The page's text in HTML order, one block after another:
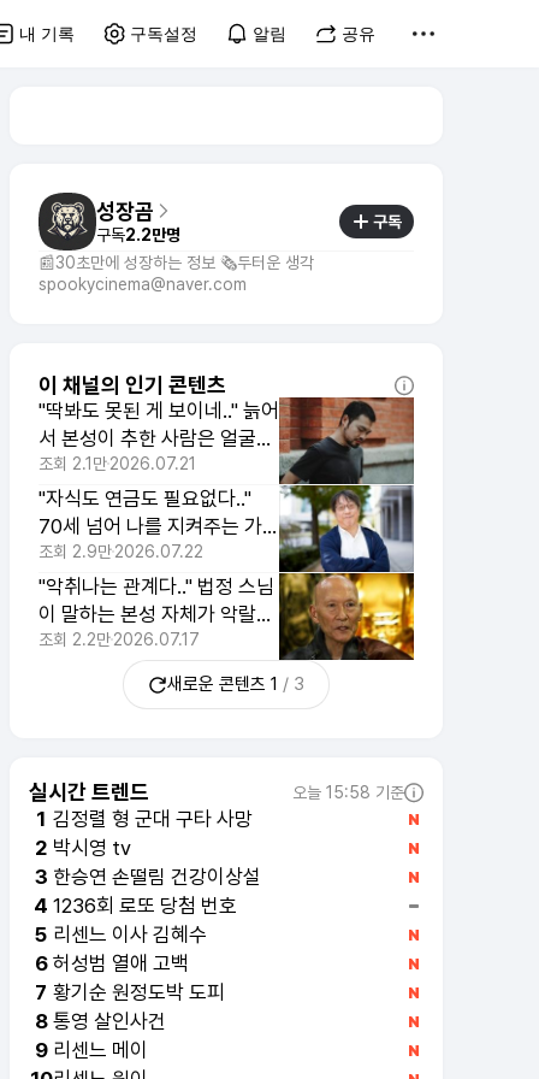
내 기록 구독설정 알림 공유
성장곰
구독2.2만명
구독
📰30초만에 성장하는 정보 🗞️두터운 생각
spookycinema@naver.com
이 채널의 인기 콘텐츠
"딱봐도 못된 게 보이네.." 늙어
서 본성이 추한 사람은 얼굴에
서 티가 나는 이유
조회 2.1만2026.07.21
"자식도 연금도 필요없다.."
70세 넘어 나를 지켜주는 가
장 확실한 것 1위
조회 2.9만2026.07.22
"악취나는 관계다.." 법정 스님
이 말하는 본성 자체가 악랄한
티나는 사람의 특징 4가지
조회 2.2만2026.07.17
새로운 콘텐츠 1 / 3
실시간 트렌드 오늘 15:58 기준
1 김정렬 형 군대 구타 사망
2 박시영 tv
3 한승연 손떨림 건강이상설
4 1236회 로또 당첨 번호
5 리센느 이사 김혜수
6 허성범 열애 고백
7 황기순 원정도박 도피
8 통영 살인사건
9 리센느 메이